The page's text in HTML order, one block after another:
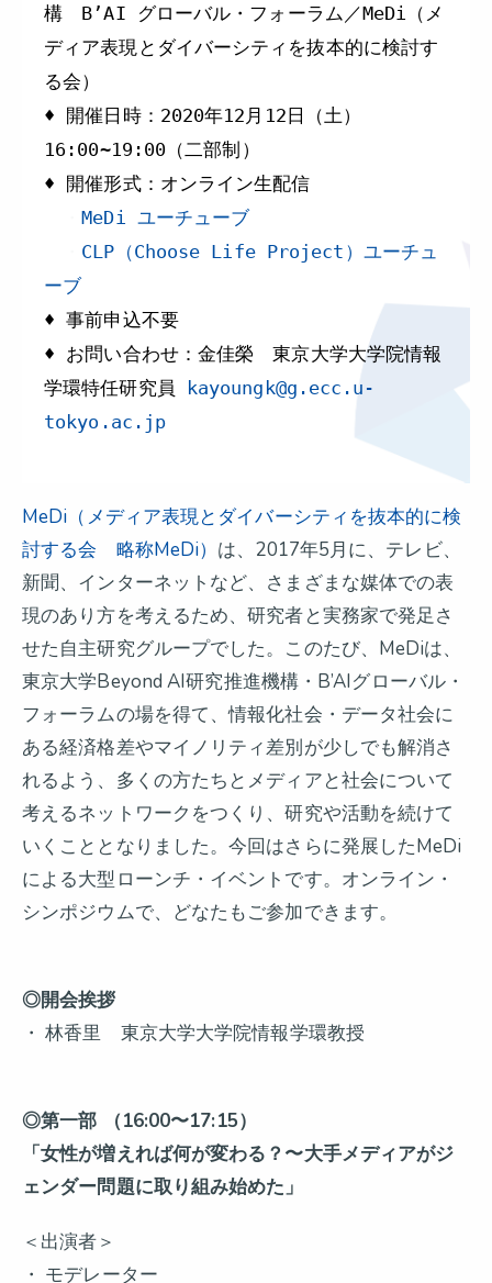
構 B’AI グローバル・フォーラム／MeDi（メ
ディア表現とダイバーシティを抜本的に検討す
る会）
♦︎ 開催日時：2020年12月12日（土）
16:00~19:00（二部制）
♦︎ 開催形式：オンライン生配信
・MeDi ユーチューブ
CLP（Choose Life Project）ユーチュ
ーブ
♦︎ 事前申込不要
♦︎ お問い合わせ：金佳榮 東京大学大学院情報
学環特任研究員
kayoungk@g.ecc.u-
tokyo.ac.jp
MeDi（メディア表現とダイバーシティを抜本的に検
討する会 略称MeDi） は、2017年5月に、テレビ、
新聞、インターネットなど、さまざまな媒体での表
現のあり方を考えるため、研究者と実務家で発足さ
せた自主研究グループでした。このたび、MeDiは、
東京大学Beyond AI研究推進機構・B’AIグローバル・
フォーラムの場を得て、情報化社会・データ社会に
ある経済格差やマイノリティ差別が少しでも解消さ
れるよう、多くの方たちとメディアと社会について
考えるネットワークをつくり、研究や活動を続けて
いくこととなりました。今回はさらに発展したMeDi
による大型ローンチ・イベントです。オンライン・
シンポジウムで、どなたもご参加できます。
◎開会挨拶
・ 林香里 東京大学大学院情報学環教授
◎第一部 （16:00〜17:15）
「女性が増えれば何が変わる？〜大手メディアがジ
ェンダー問題に取り組み始めた」
＜出演者＞
・ モデレーター